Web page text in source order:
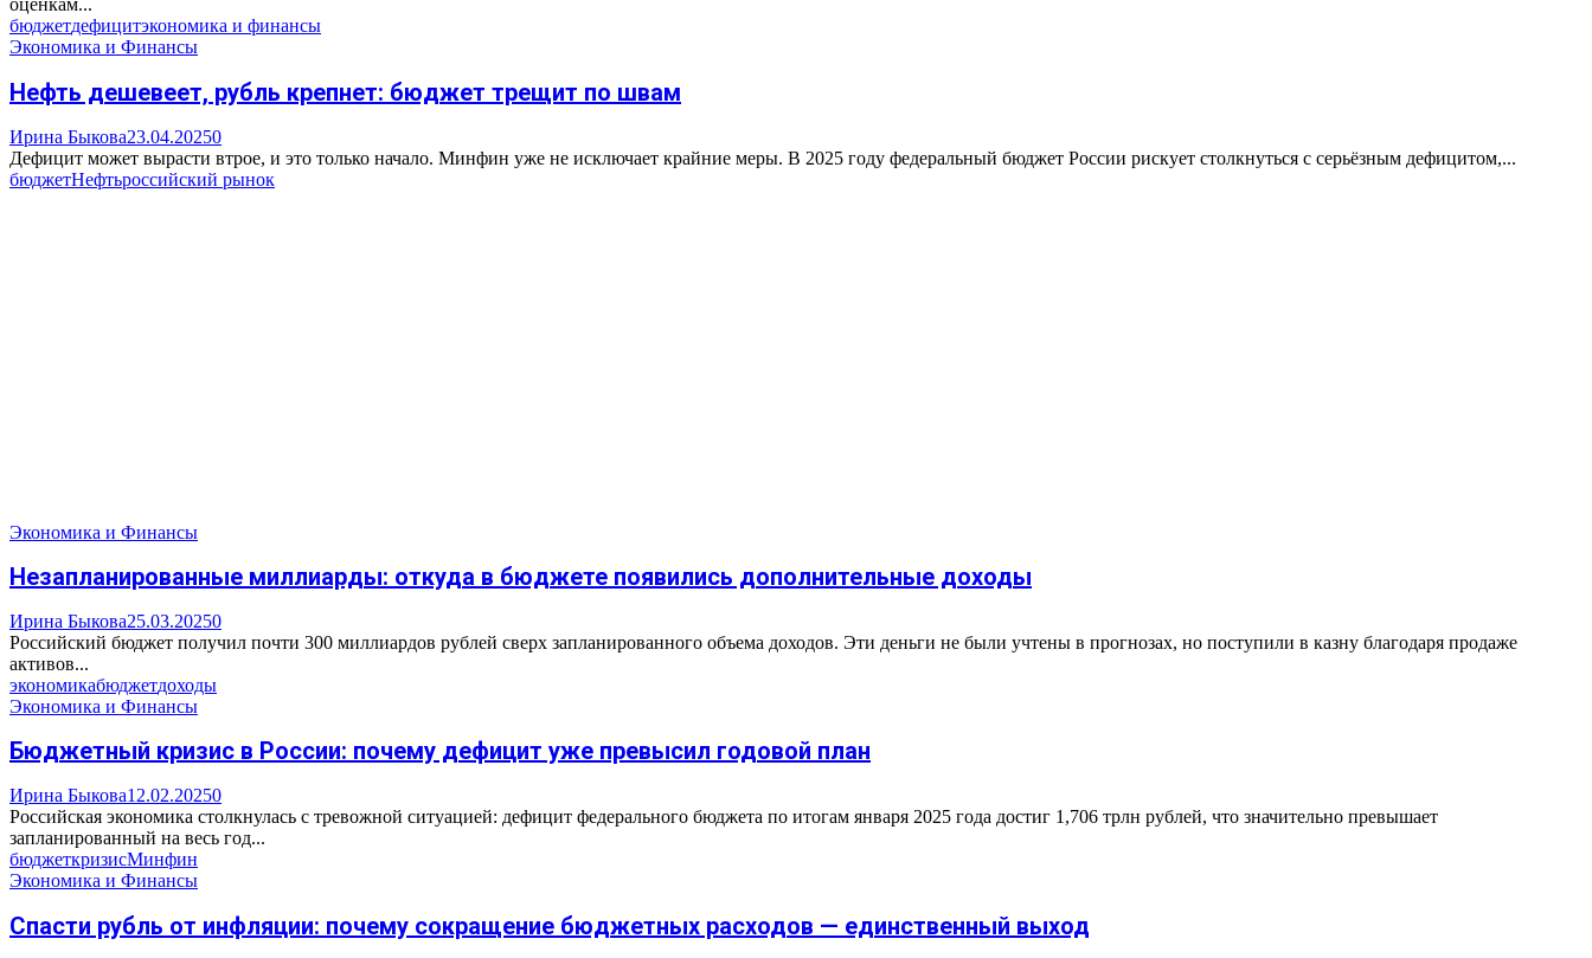
оценкам...
бюджетдефицитэкономика и финансы
Экономика и Финансы
Нефть дешевеет, рубль крепнет: бюджет трещит по швам
Ирина Быкова23.04.20250
Дефицит может вырасти втрое, и это только начало. Минфин уже не исключает крайние меры. В 2025 году федеральный бюджет России рискует столкнуться с серьёзным дефицитом,...
бюджетНефтьроссийский рынок
Экономика и Финансы
Незапланированные миллиарды: откуда в бюджете появились дополнительные доходы
Ирина Быкова25.03.20250
Российский бюджет получил почти 300 миллиардов рублей сверх запланированного объема доходов. Эти деньги не были учтены в прогнозах, но поступили в казну благодаря продаже
активов...
экономикабюджетдоходы
Экономика и Финансы
Бюджетный кризис в России: почему дефицит уже превысил годовой план
Ирина Быкова12.02.20250
Российская экономика столкнулась с тревожной ситуацией: дефицит федерального бюджета по итогам января 2025 года достиг 1,706 трлн рублей, что значительно превышает
запланированный на весь год...
бюджеткризисМинфин
Экономика и Финансы
Спасти рубль от инфляции: почему сокращение бюджетных расходов — единственный выход